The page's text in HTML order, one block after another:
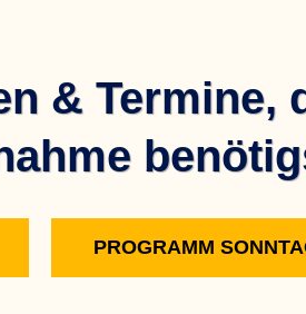
& Termine,
PROGRAMM